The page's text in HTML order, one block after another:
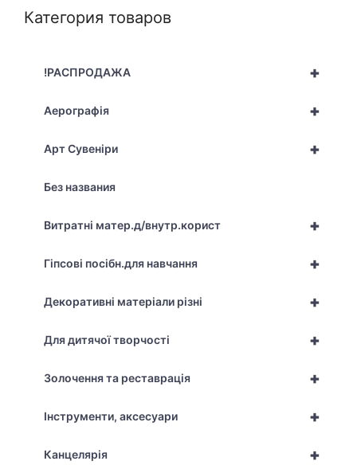
Категория товаров
+
!РАСПРОДАЖА
+
Аерографія
+
Арт Сувеніри
Без названия
+
Витратні матер.д/внутр.корист
+
Гіпсові посібн.для навчання
+
Декоративні матеріали різні
+
Для дитячої творчості
+
Золочення та реставрація
+
Інструменти, аксесуари
+
Канцелярія